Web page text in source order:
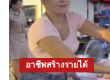
อาชีพสร้างรายได้